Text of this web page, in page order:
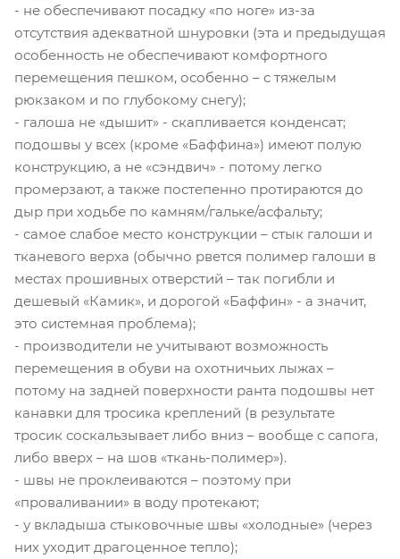
- не обеспечивают посадку «по ноге» из-за
отсутствия адекватной шнуровки (эта и предыдущая
особенность не обеспечивают комфортного
перемещения пешком, особенно – с тяжелым
рюкзаком и по глубокому снегу);
- галоша не «дышит» - скапливается конденсат;
подошвы у всех (кроме «Баффина») имеют полую
конструкцию, а не «сэндвич» - потому легко
промерзают, а также постепенно протираются до
дыр при ходьбе по камням/гальке/асфальту;
- самое слабое место конструкции – стык галоши и
тканевого верха (обычно рвется полимер галоши в
местах прошивных отверстий – так погибли и
дешевый «Камик», и дорогой «Баффин» - а значит,
это системная проблема);
- производители не учитывают возможность
перемещения в обуви на охотничьих лыжах –
потому на задней поверхности ранта подошвы нет
канавки для тросика креплений (в результате
тросик соскальзывает либо вниз – вообще с сапога,
либо вверх – на шов «ткань-полимер»).
- швы не проклеиваются – поэтому при
«проваливании» в воду протекают;
- у вкладыша стыковочные швы «холодные» (через
них уходит драгоценное тепло);